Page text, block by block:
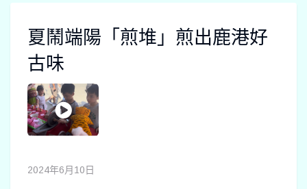
夏鬧端陽「煎堆」煎出鹿港好
古味
2024年6月10日